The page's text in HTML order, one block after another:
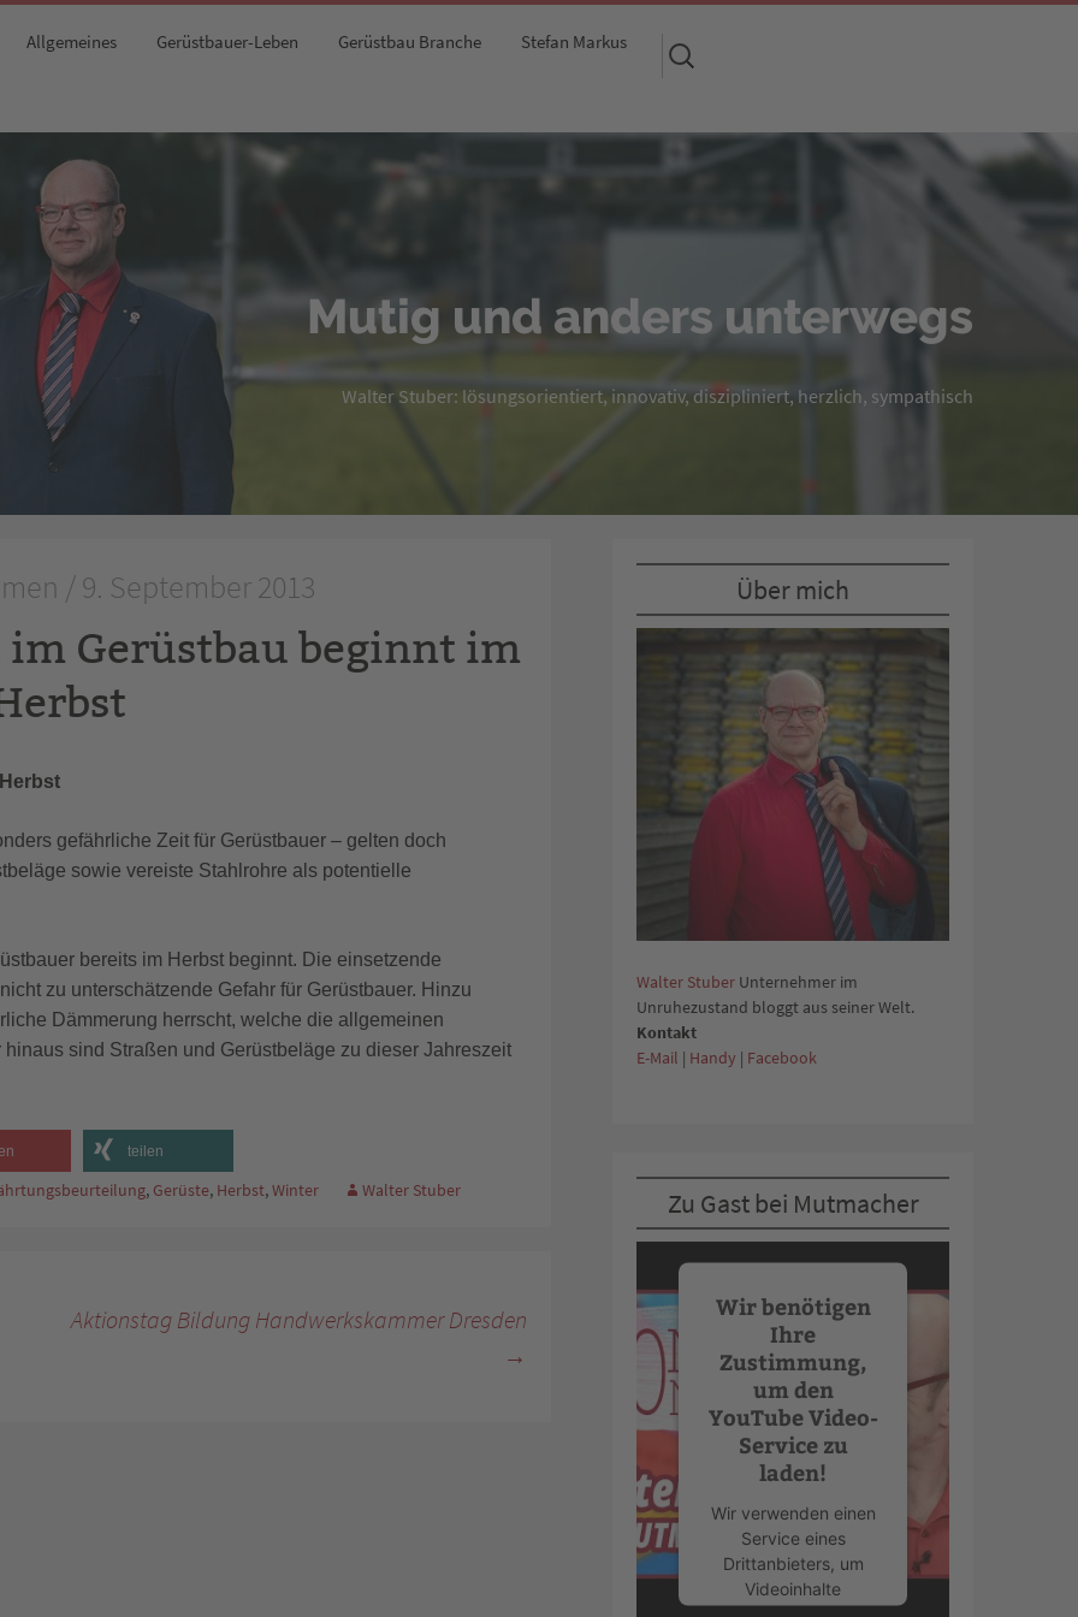
Allgemeines Gerüstbauer-Leben Gerüstbau Branche Stefan Markus
Suchen
nach:
Mutig und anders unterwegs
Walter Stuber: lösungsorientiert, innovativ, diszipliniert, herzlich, sympathisch
/ 9. September 2013
Gerüstbau beginnt im
gefährliche Zeit für Gerüstbauer – gelten doch
sowie vereiste Stahlrohre als potentielle
bereits im Herbst beginnt. Die einsetzende
zu unterschätzende Gefahr für Gerüstbauer. Hinzu
Dämmerung herrscht, welche die allgemeinen
sind Straßen und Gerüstbeläge zu dieser Jahreszeit
teilen
, Gerüste, Herbst,Winter Walter Stuber
Aktionstag Bildung Handwerkskammer Dresden
→
Über mich
Walter Stuber Unternehmer im
Unruhezustand bloggt aus seiner Welt.
Kontakt
E-Mail | Handy | Facebook
Zu Gast bei Mutmacher
Wir benötigen
Ihre
Zustimmung,
um den
YouTube Video-
Service zu
laden!
Wir verwenden einen
Service eines
Drittanbieters, um
Videoinhalte